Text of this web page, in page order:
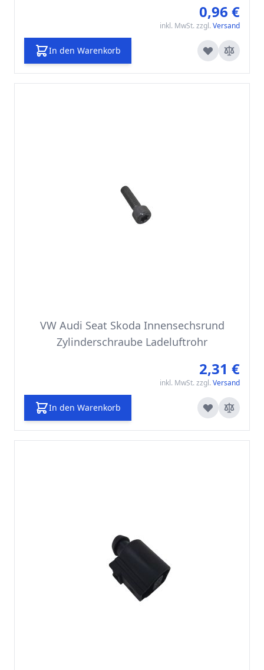
0,96 €
inkl. MwSt. zzgl. Versand
In den Warenkorb
VW Audi Seat Skoda Innensechsrund
Zylinderschraube Ladeluftrohr
2,31 €
inkl. MwSt. zzgl. Versand
In den Warenkorb